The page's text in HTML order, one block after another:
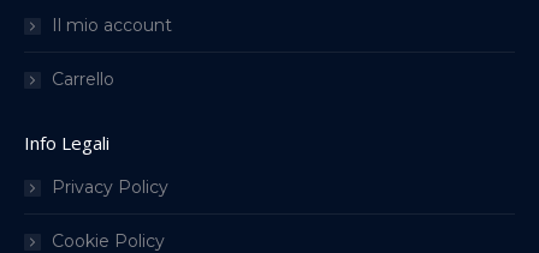
Il mio account
Carrello
Info Legali
Privacy Policy
Cookie Policy